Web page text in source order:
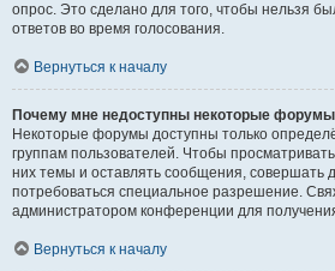
опрос. Это сделано для того, чтобы нельзя
ответов во время голосования.
Вернуться к началу
Почему мне недоступны некоторые
Некоторые форумы доступны только
группам пользователей. Чтобы
них темы и оставлять сообщения, совершать
потребоваться специальное разрешение.
администратором конференции для
Вернуться к началу